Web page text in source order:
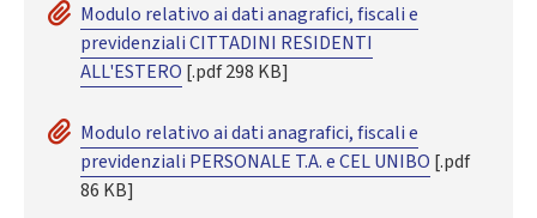
Modulo relativo ai dati anagrafici, fiscali e
previdenziali CITTADINI RESIDENTI
ALL'ESTERO [.pdf 298 KB]
Modulo relativo ai dati anagrafici, fiscali e
previdenziali PERSONALE T.A. e CEL UNIBO [.pdf
86 KB]